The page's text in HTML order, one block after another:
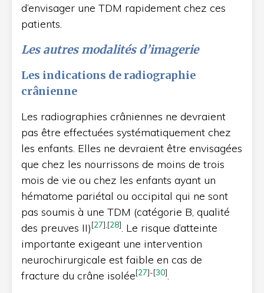
d’envisager une TDM rapidement chez ces
patients.
Les autres modalités d’imagerie
Les indications de radiographie
crânienne
Les radiographies crâniennes ne devraient
pas être effectuées systématiquement chez
les enfants. Elles ne devraient être envisagées
que chez les nourrissons de moins de trois
mois de vie ou chez les enfants ayant un
hématome pariétal ou occipital qui ne sont
pas soumis à une TDM (catégorie B, qualité
des preuves II)[27] [28] . Le risque d’atteinte
importante exigeant une intervention
neurochirurgicale est faible en cas de
fracture du crâne isolée[27]-[30]